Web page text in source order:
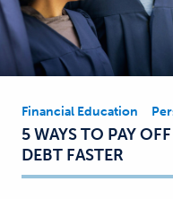
Financial
Education,
Personal
Finance
Financial Education
5 WAYS TO PAY
DEBT FASTER